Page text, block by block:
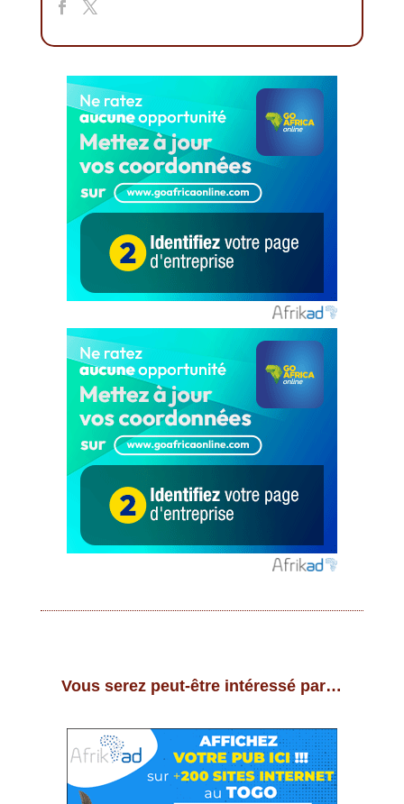
Vous serez peut-être intéressé par…